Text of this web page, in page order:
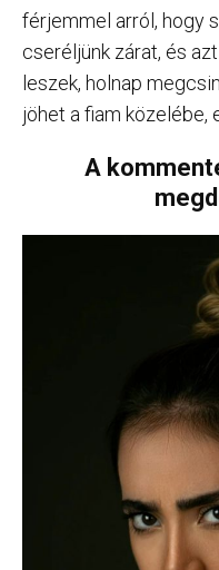
férjemmel arról, hogy
cseréljünk zárat, és
leszek, holnap
jöhet a fiam közelébe,
A